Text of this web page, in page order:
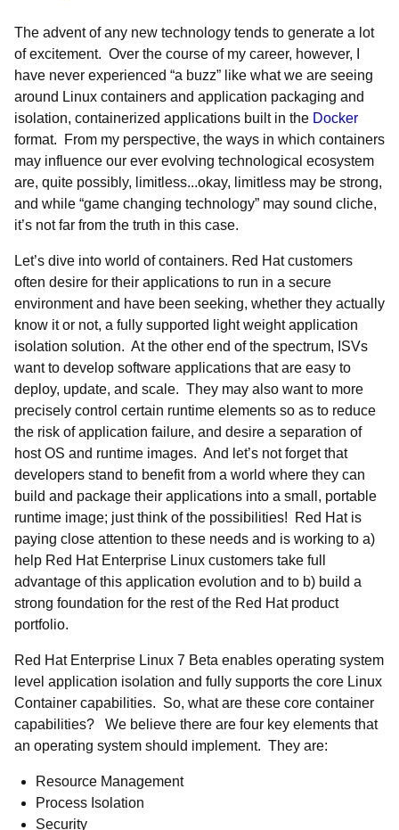
The advent of any new technology tends to generate a lot
of excitement. Over the course of my career, however, I
have never experienced “a buzz” like what we are seeing
around Linux containers and application packaging and
isolation, containerized applications built in the Docker
format. From my perspective, the ways in which containers
may influence our ever evolving technological ecosystem
are, quite possibly, limitless...okay, limitless may be strong,
and while “game changing technology” may sound cliche,
it’s not far from the truth in this case.
Let’s dive into world of containers. Red Hat customers
often desire for their applications to run in a secure
environment and have been seeking, whether they actually
know it or not, a fully supported light weight application
isolation solution. At the other end of the spectrum, ISVs
want to develop software applications that are easy to
deploy, update, and scale. They may also want to more
precisely control certain runtime elements so as to reduce
the risk of application failure, and desire a separation of
host OS and runtime images. And let’s not forget that
developers stand to benefit from a world where they can
build and package their applications into a small, portable
runtime image; just think of the possibilities! Red Hat is
paying close attention to these needs and is working to a)
help Red Hat Enterprise Linux customers take full
advantage of this application evolution and to b) build a
strong foundation for the rest of the Red Hat product
portfolio.
Red Hat Enterprise Linux 7 Beta enables operating system
level application isolation and fully supports the core Linux
Container capabilities. So, what are these core container
capabilities? We believe there are four key elements that
an operating system should implement. They are:
Resource Management
Process Isolation
Security